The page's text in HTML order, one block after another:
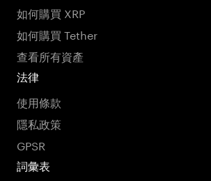
如何購買 XRP
如何購買 Tether
查看所有資產
法律
使用條款
隱私政策
GPSR
詞彙表